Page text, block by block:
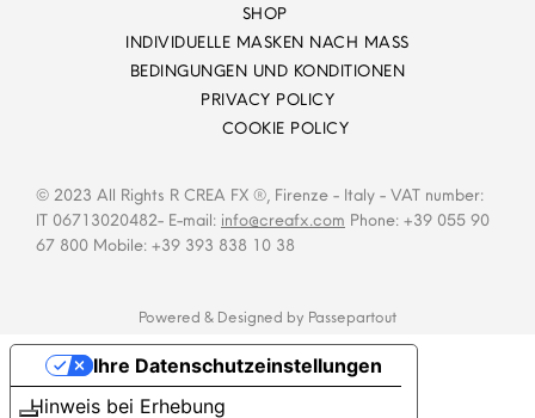
SHOP
INDIVIDUELLE MASKEN NACH MASS
BEDINGUNGEN UND KONDITIONEN
PRIVACY POLICY
COOKIE POLICY
© 2023 All Rights R CREA FX ®, Firenze - Italy - VAT number:
IT 06713020482- E-mail: info@creafx.com Phone: +39 055 90
67 800 Mobile: +39 393 838 10 38
Powered & Designed by Passepartout
Hinweis bei Erhebung
Ihre Datenschutzeinstellungen